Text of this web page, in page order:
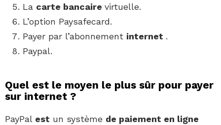
La carte bancaire virtuelle.
L’option Paysafecard.
Payer par l’abonnement internet .
Paypal.
Quel est le moyen le plus sûr pour payer
sur internet ?
PayPal est un système de paiement en ligne